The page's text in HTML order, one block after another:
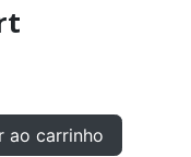
ao carrinho